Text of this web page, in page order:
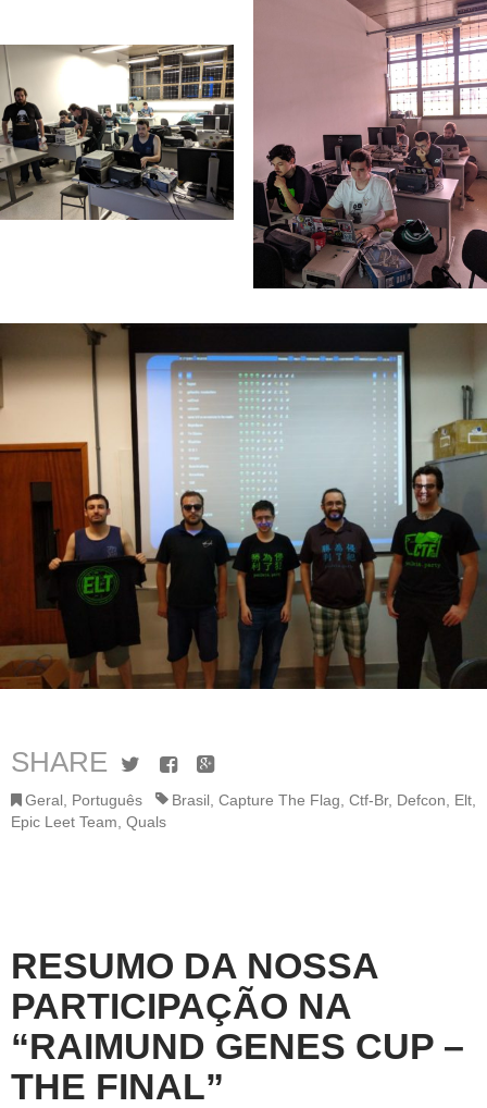
SHARE TwitterFacebook
Google+
Geral, Português Brasil, Capture The Flag, Ctf-Br, Defcon, Elt,
Epic Leet Team, Quals
RESUMO DA NOSSA
PARTICIPAÇÃO NA
“RAIMUND GENES CUP –
THE FINAL”